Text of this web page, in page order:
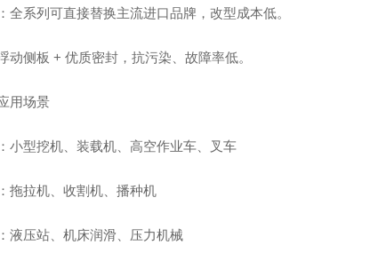
全系列可直接替换主流进口品牌，改型成本低。
动侧板 + 优质密封，抗污染、故障率低。
用场景
小型挖机、装载机、高空作业车、叉车
拖拉机、收割机、播种机
液压站、机床润滑、压力机械